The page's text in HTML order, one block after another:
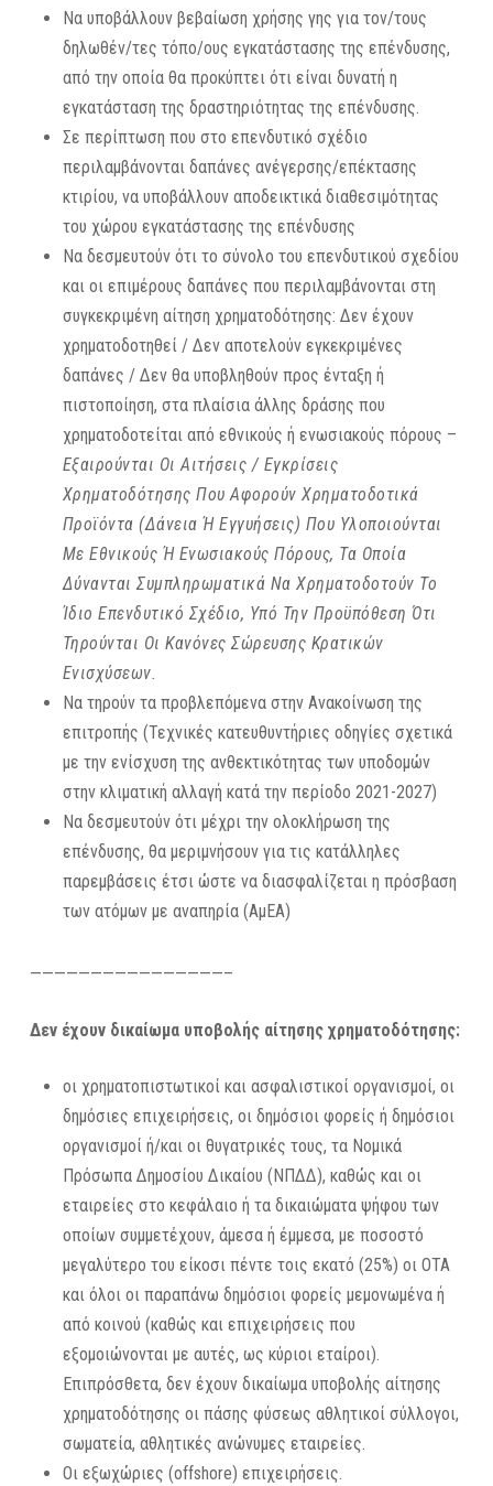
Να υποβάλλουν βεβαίωση χρήσης γης για τον/τους
δηλωθέν/τες τόπο/ους εγκατάστασης της επένδυσης,
από την οποία θα προκύπτει ότι είναι δυνατή η
εγκατάσταση της δραστηριότητας της επένδυσης.
Σε περίπτωση που στο επενδυτικό σχέδιο
περιλαμβάνονται δαπάνες ανέγερσης/επέκτασης
κτιρίου, να υποβάλλουν αποδεικτικά διαθεσιμότητας
του χώρου εγκατάστασης της επένδυσης
Να δεσμευτούν ότι το σύνολο του επενδυτικού σχεδίου
και οι επιμέρους δαπάνες που περιλαμβάνονται στη
συγκεκριμένη αίτηση χρηματοδότησης: Δεν έχουν
χρηματοδοτηθεί / Δεν αποτελούν εγκεκριμένες
δαπάνες / Δεν θα υποβληθούν προς ένταξη ή
πιστοποίηση, στα πλαίσια άλλης δράσης που
χρηματοδοτείται από εθνικούς ή ενωσιακούς πόρους –
Εξαιρούνται Οι Αιτήσεις / Εγκρίσεις
Χρηματοδότησης Που Αφορούν Χρηματοδοτικά
Προϊόντα (δάνεια Ή Εγγυήσεις) Που Υλοποιούνται
Με Εθνικούς Ή Ενωσιακούς Πόρους, Τα Οποία
Δύνανται Συμπληρωματικά Να Χρηματοδοτούν Το
Ίδιο Επενδυτικό Σχέδιο, Υπό Την Προϋπόθεση Ότι
Τηρούνται Οι Κανόνες Σώρευσης Κρατικών
Ενισχύσεων.
Να τηρούν τα προβλεπόμενα στην Ανακοίνωση της
επιτροπής (Τεχνικές κατευθυντήριες οδηγίες σχετικά
με την ενίσχυση της ανθεκτικότητας των υποδομών
στην κλιματική αλλαγή κατά την περίοδο 2021-2027)
Να δεσμευτούν ότι μέχρι την ολοκλήρωση της
επένδυσης, θα μεριμνήσουν για τις κατάλληλες
παρεμβάσεις έτσι ώστε να διασφαλίζεται η πρόσβαση
των ατόμων με αναπηρία (ΑμΕΑ)
————————————————–
Δεν έχουν δικαίωμα υποβολής αίτησης χρηματοδότησης:
οι χρηματοπιστωτικοί και ασφαλιστικοί οργανισμοί, οι
δημόσιες επιχειρήσεις, οι δημόσιοι φορείς ή δημόσιοι
οργανισμοί ή/και οι θυγατρικές τους, τα Νομικά
Πρόσωπα Δημοσίου Δικαίου (ΝΠΔΔ), καθώς και οι
εταιρείες στο κεφάλαιο ή τα δικαιώματα ψήφου των
οποίων συμμετέχουν, άμεσα ή έμμεσα, με ποσοστό
μεγαλύτερο του είκοσι πέντε τοις εκατό (25%) οι ΟΤΑ
και όλοι οι παραπάνω δημόσιοι φορείς μεμονωμένα ή
από κοινού (καθώς και επιχειρήσεις που
εξομοιώνονται με αυτές, ως κύριοι εταίροι).
Επιπρόσθετα, δεν έχουν δικαίωμα υποβολής αίτησης
χρηματοδότησης οι πάσης φύσεως αθλητικοί σύλλογοι,
σωματεία, αθλητικές ανώνυμες εταιρείες.
Οι εξωχώριες (offshore) επιχειρήσεις.